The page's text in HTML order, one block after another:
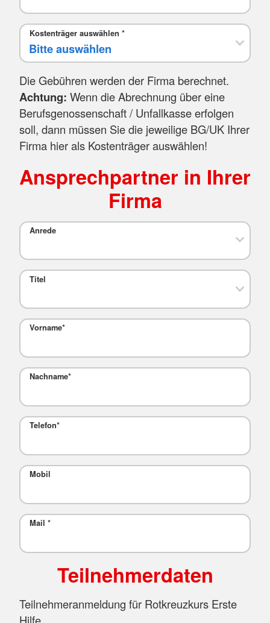
Kostenträger auswählen *
Die Gebühren werden der Firma berechnet.
Achtung: Wenn die Abrechnung über eine
Berufsgenossenschaft / Unfallkasse erfolgen
soll, dann müssen Sie die jeweilige BG/UK Ihrer
Firma hier als Kostenträger auswählen!
Ansprechpartner in Ihrer
Firma
Anrede
Titel
Vorname*
Nachname*
Telefon*
Mobil
Mail *
Teilnehmerdaten
Teilnehmeranmeldung für Rotkreuzkurs Erste
Hilfe